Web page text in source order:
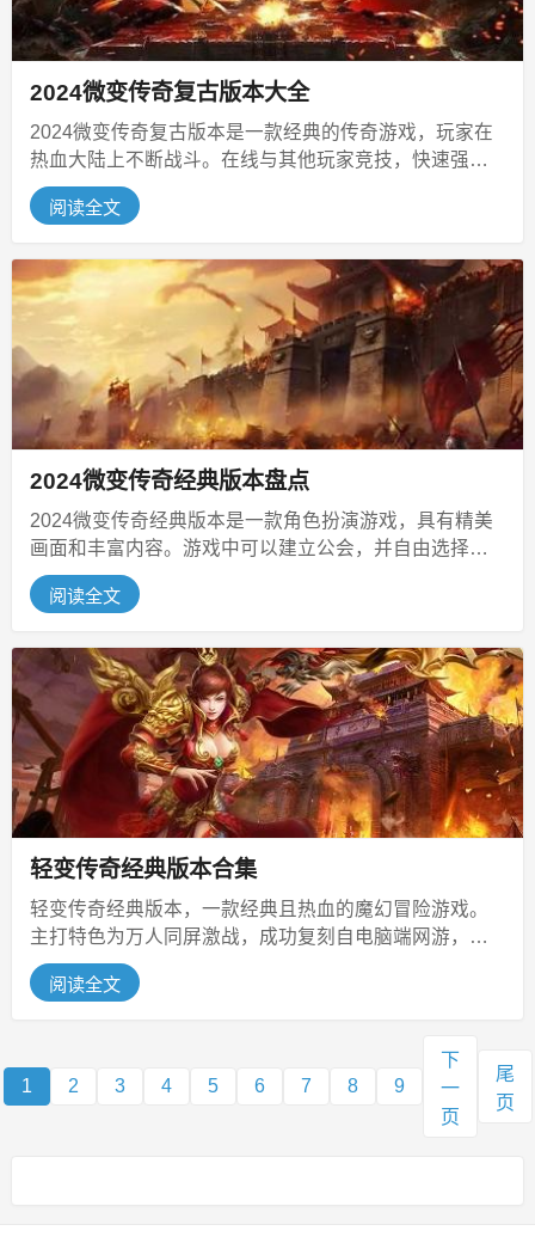
2024微变传奇复古版本大全
2024微变传奇复古版本是一款经典的传奇游戏，玩家在
热血大陆上不断战斗。在线与其他玩家竞技，快速强化
角色，生存于冒险中，战胜怪物...
阅读全文
2024微变传奇经典版本盘点
2024微变传奇经典版本是一款角色扮演游戏，具有精美
画面和丰富内容。游戏中可以建立公会，并自由选择多
种职业角色。感兴趣的玩家快来...
阅读全文
轻变传奇经典版本合集
轻变传奇经典版本，一款经典且热血的魔幻冒险游戏。
主打特色为万人同屏激战，成功复刻自电脑端网游，实
时在线展现波澜壮阔的玛法大陆。皇...
阅读全文
1 2 3 4 5 6 7 8 9
下
一
页
尾
页